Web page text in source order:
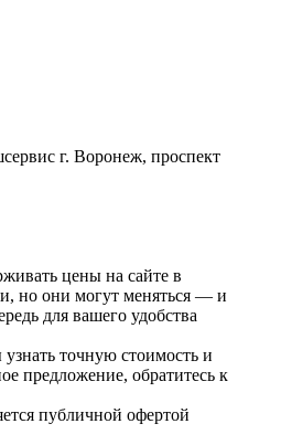
г. Воронеж, проспект
цены на сайте в
но они могут меняться — и
для вашего удобства
точную стоимость и
предложение, обратитесь к
публичной офертой